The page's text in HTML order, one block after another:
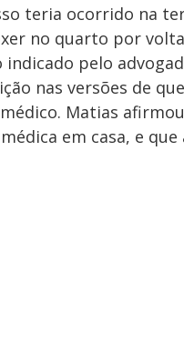
teria ocorrido na
no quarto por
pelo
nas versões de
Matias
em casa, e